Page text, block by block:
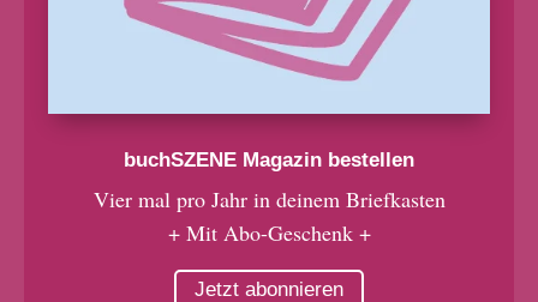
buchSZENE Magazin bestellen
Vier mal pro Jahr in deinem Briefkasten
+ Mit Abo-Geschenk +
Jetzt abonnieren